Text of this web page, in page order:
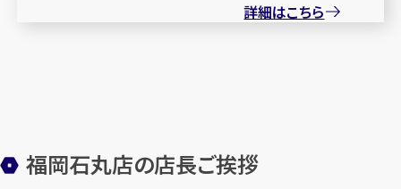
詳細はこちら
福岡石丸店の店長ご挨拶